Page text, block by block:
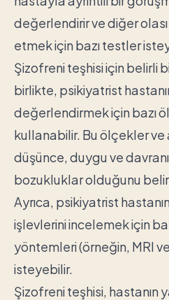
değerlendirir ve diğer
etmek için bazı testler
Şizofreni teşhisi için belirli
birlikte, psikiyatrist
değerlendirmek için bazı
kullanabilir. Bu ölçekler ve
düşünce, duygu ve
bozukluklar olduğunu
Ayrıca, psikiyatrist hastanın
işlevlerini incelemek için
yöntemleri (örneğin, MRI
isteyebilir.
Şizofreni teşhisi, hastanın